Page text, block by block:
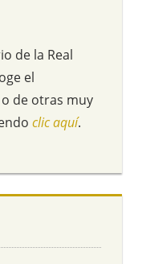
de la Real
el
de otras muy
clic aquí.